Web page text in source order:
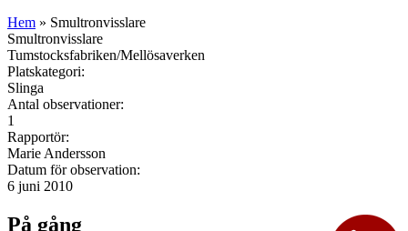
Hem » Smultronvisslare
Smultronvisslare
Tumstocksfabriken/Mellösaverken
Platskategori:
Slinga
Antal observationer:
1
Rapportör:
Marie Andersson
Datum för observation:
6 juni 2010
På gång